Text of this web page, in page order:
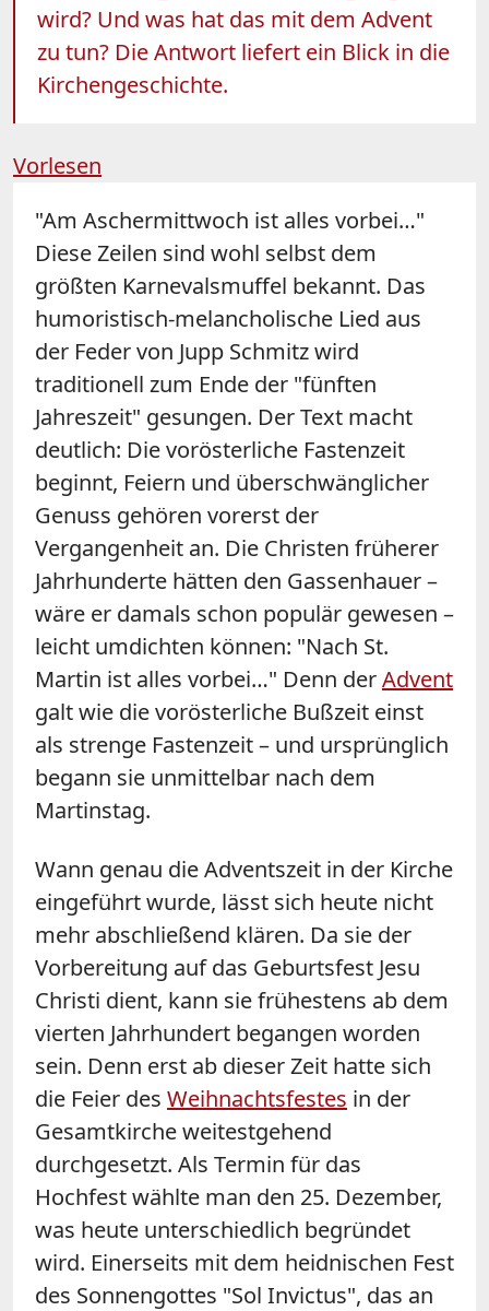
wird? Und was hat das mit dem Advent
zu tun? Die Antwort liefert ein Blick in die
Kirchengeschichte.
Vorlesen
"Am Aschermittwoch ist alles vorbei…"
Diese Zeilen sind wohl selbst dem
größten Karnevalsmuffel bekannt. Das
humoristisch-melancholische Lied aus
der Feder von Jupp Schmitz wird
traditionell zum Ende der "fünften
Jahreszeit" gesungen. Der Text macht
deutlich: Die vorösterliche Fastenzeit
beginnt, Feiern und überschwänglicher
Genuss gehören vorerst der
Vergangenheit an. Die Christen früherer
Jahrhunderte hätten den Gassenhauer –
wäre er damals schon populär gewesen –
leicht umdichten können: "Nach St.
Martin ist alles vorbei…" Denn derAdvent
galt wie die vorösterliche Bußzeit einst
als strenge Fastenzeit – und ursprünglich
begann sie unmittelbar nach dem
Martinstag.
Wann genau die Adventszeit in der Kirche
eingeführt wurde, lässt sich heute nicht
mehr abschließend klären. Da sie der
Vorbereitung auf das Geburtsfest Jesu
Christi dient, kann sie frühestens ab dem
vierten Jahrhundert begangen worden
sein. Denn erst ab dieser Zeit hatte sich
die Feier des Weihnachtsfestes in der
Gesamtkirche weitestgehend
durchgesetzt. Als Termin für das
Hochfest wählte man den 25. Dezember,
was heute unterschiedlich begründet
wird. Einerseits mit dem heidnischen Fest
des Sonnengottes "Sol Invictus", das an